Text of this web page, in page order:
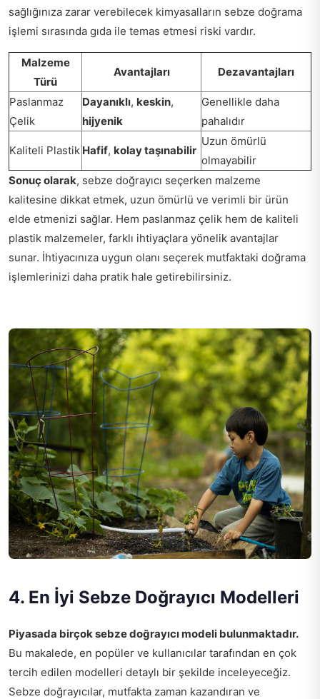
sağlığınıza zarar verebilecek kimyasalların sebze doğrama
işlemi sırasında gıda ile temas etmesi riski vardır.
Malzeme
Türü
Avantajları Dezavantajları
Paslanmaz
Çelik
Dayanıklı, keskin,
hijyenik
Genellikle daha
pahalıdır
Kaliteli Plastik Hafif, kolay taşınabilir
Uzun ömürlü
olmayabilir
Sonuç olarak, sebze doğrayıcı seçerken malzeme
kalitesine dikkat etmek, uzun ömürlü ve verimli bir ürün
elde etmenizi sağlar. Hem paslanmaz çelik hem de kaliteli
plastik malzemeler, farklı ihtiyaçlara yönelik avantajlar
sunar. İhtiyacınıza uygun olanı seçerek mutfaktaki doğrama
işlemlerinizi daha pratik hale getirebilirsiniz.
4. En İyi Sebze Doğrayıcı Modelleri
Piyasada birçok sebze doğrayıcı modeli bulunmaktadır.
Bu makalede, en popüler ve kullanıcılar tarafından en çok
tercih edilen modelleri detaylı bir şekilde inceleyeceğiz.
Sebze doğrayıcılar, mutfakta zaman kazandıran ve